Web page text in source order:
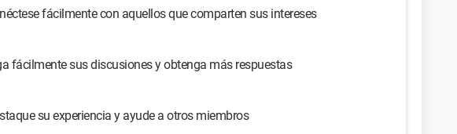
fácilmente con aquellos que comparten sus intereses
fácilmente sus discusiones y obtenga más respuestas
su experiencia y ayude a otros miembros